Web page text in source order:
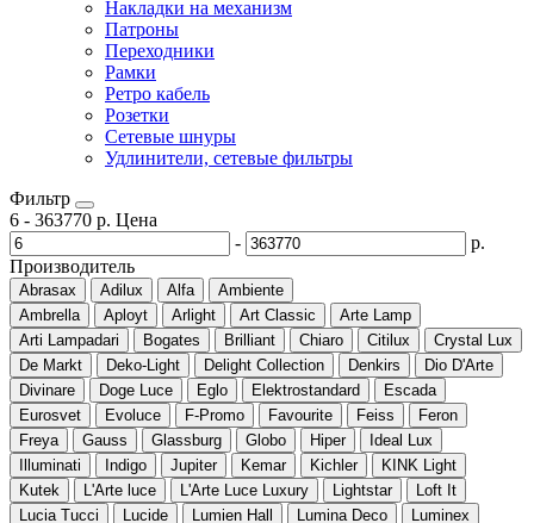
Накладки на механизм
Патроны
Переходники
Рамки
Ретро кабель
Розетки
Сетевые шнуры
Удлинители, сетевые фильтры
Фильтр
6 - 363770 р. Цена
-
р.
Производитель
Abrasax Adilux Alfa
Ambiente
Ambrella
Aployt Arlight Art Classic
Arte Lamp
Arti Lampadari
Bogates Brilliant Chiaro Citilux
Crystal Lux
De Markt
Deko-Light Delight Collection Denkirs
Dio D'Arte
Divinare
Doge Luce Eglo Elektrostandard
Escada
Eurosvet
Evoluce F-Promo Favourite Feiss
Feron
Freya
Gauss Glassburg Globo Hiper
Ideal Lux
Illuminati
Indigo Jupiter Kemar Kichler
KINK Light
Kutek
L'Arte luce L'Arte Luce Luxury Lightstar
Loft It
Lucia Tucci
Lucide Lumien Hall Lumina Deco
Luminex